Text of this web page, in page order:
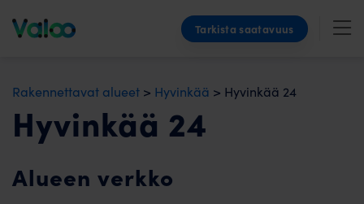
Tarkista saatavuus
Rakennettavat alueet > Hyvinkää > Hyvinkää 24
Hyvinkää 24
Alueen verkko